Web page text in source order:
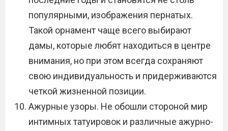
популярными, изображения пернатых.
Такой орнамент чаще всего выбирают
дамы, которые любят находиться в центре
внимания, но при этом всегда сохраняют
свою индивидуальность и придерживаются
четкой жизненной позиции.
Ажурные узоры. Не обошли стороной мир
интимных татуировок и различные ажурно-